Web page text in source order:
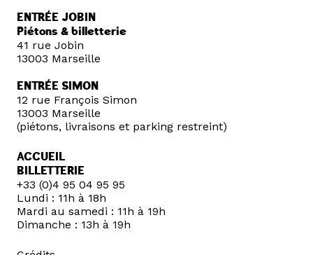
ENTRÉE JOBIN
Piétons & billetterie
41 rue Jobin
13003 Marseille
ENTRÉE SIMON
12 rue François Simon
13003 Marseille
(piétons, livraisons et parking restreint)
ACCUEIL
BILLETTERIE
+33 (0)4 95 04 95 95
Lundi : 11h à 18h
Mardi au samedi : 11h à 19h
Dimanche : 13h à 19h